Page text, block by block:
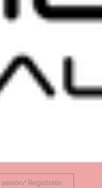
sesión/ Regístrate